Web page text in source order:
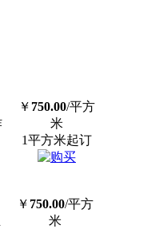
￥ 750.00/平方
米
1平方米起订
￥ 750.00/平方
米